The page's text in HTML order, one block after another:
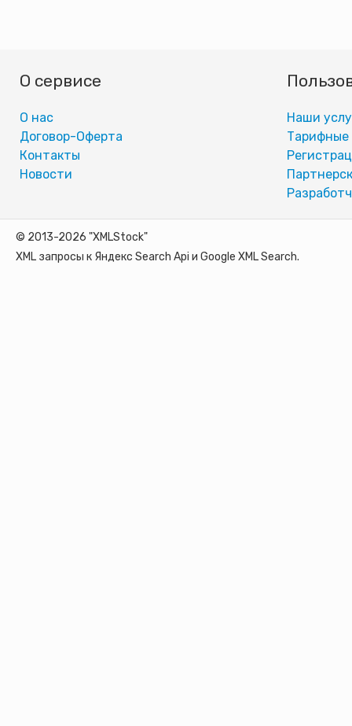
О сервисе
О нас
Договор-Оферта
Контакты
Новости
Наши
Тарифные
© 2013-2026 "XMLStock"
XML запросы к Яндекс Search Api и Google XML Search.